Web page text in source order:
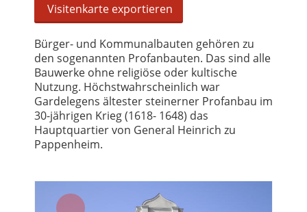
Visitenkarte exportieren
Bürger- und Kommunalbauten gehören zu
den sogenannten Profanbauten. Das sind alle
Bauwerke ohne religiöse oder kultische
Nutzung. Höchstwahrscheinlich war
Gardelegens ältester steinerner Profanbau im
30-jährigen Krieg (1618- 1648) das
Hauptquartier von General Heinrich zu
Pappenheim.